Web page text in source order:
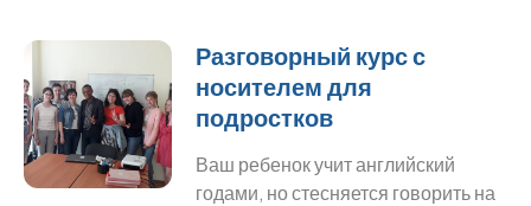
Разговорный курс с
носителем для
подростков
Ваш ребенок учит английский
годами, но стесняется говорить на